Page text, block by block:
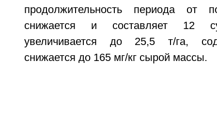
продолжительность периода от
снижается и составляет 12
увеличивается до 25,5 т/га,
снижается до 165 мг/кг сырой массы.